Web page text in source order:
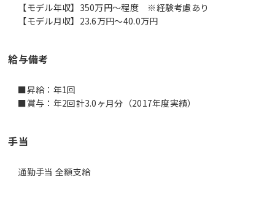
【モデル年収】350万円〜程度 ※経験考慮あり
【モデル月収】23.6万円〜40.0万円
給与備考
■昇給：年1回
■賞与：年2回計3.0ヶ月分（2017年度実績）
手当
通勤手当 全額支給